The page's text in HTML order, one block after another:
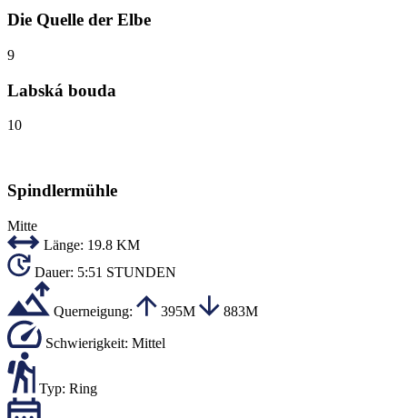
Die Quelle der Elbe
9
Labská bouda
10
Spindlermühle
Mitte
Länge: 19.8 KM
Dauer: 5:51 STUNDEN
Querneigung: 395M 883M
Schwierigkeit: Mittel
Typ: Ring